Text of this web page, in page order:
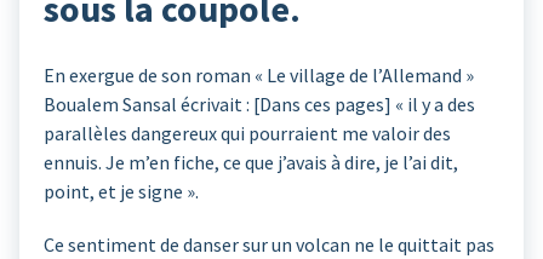
En exergue de son roman « Le village de l’Allemand »
Boualem Sansal écrivait : [Dans ces pages] « il y a des
parallèles dangereux qui pourraient me valoir des
ennuis. Je m’en fiche, ce que j’avais à dire, je l’ai dit,
point, et je signe ».
Ce sentiment de danser sur un volcan ne le quittait pas